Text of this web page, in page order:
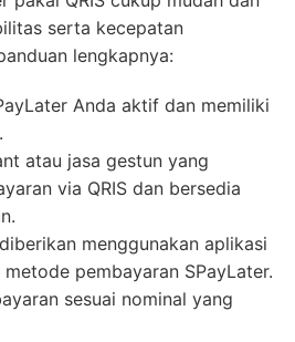
serta kecepatan
lengkapnya:
Anda aktif dan memiliki
atau jasa gestun yang
via QRIS dan bersedia
menggunakan aplikasi
pembayaran SPayLater.
sesuai nominal yang